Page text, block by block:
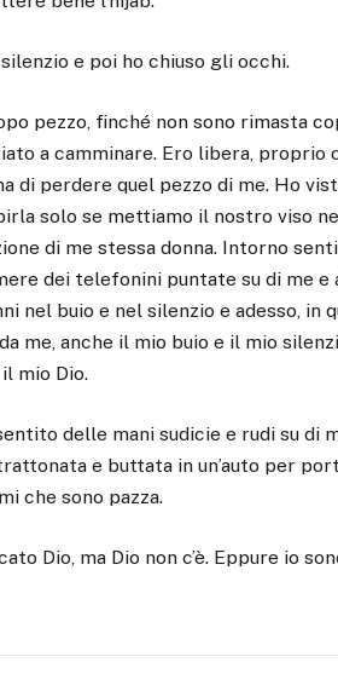
e poi ho chiuso gli occhi.
pezzo, finché non sono rimasta
a camminare. Ero libera, proprio
di perdere quel pezzo di me. Ho
solo se mettiamo il nostro viso
di me stessa donna. Intorno
dei telefonini puntate su di me
nel buio e nel silenzio e adesso, in
me, anche il mio buio e il mio
mio Dio.
delle mani sudicie e rudi su di
e buttata in un’auto per
che sono pazza.
Dio, ma Dio non c’è. Eppure io